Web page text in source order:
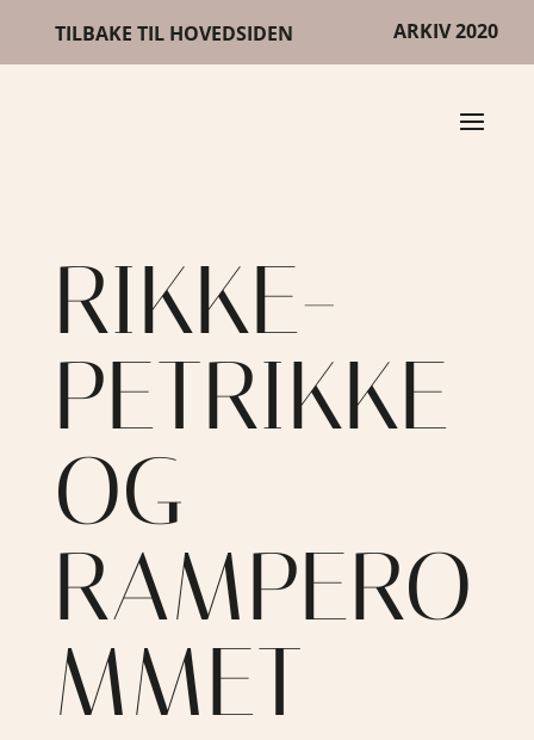
TILBAKE TIL HOVEDSIDEN ARKIV 2020
RIKKE-
PETRIKKE
OG
RAMPERO
MMET